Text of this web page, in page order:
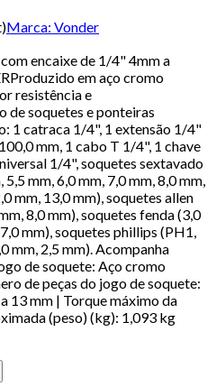
)Marca: Vonder
encaixe de 1/4" 4mm a
em aço cromo
resistência e
de soquetes e ponteiras
1 catraca 1/4", 1 extensão 1/4"
mm, 1 cabo T 1/4", 1 chave
1/4", soquetes sextavado
mm, 6,0 mm, 7,0 mm, 8,0 mm,
mm, 13,0 mm), soquetes allen
8,0 mm), soquetes fenda (3,0
mm), soquetes phillips (PH1,
mm, 2,5 mm). Acompanha
de soquete: Aço cromo
de peças do jogo de soquete:
13 mm | Torque máximo da
(peso) (kg): 1,093 kg